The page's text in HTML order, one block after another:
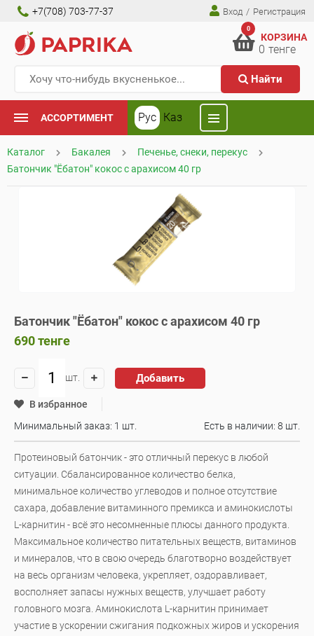
+7(708) 703-77-37 Вход / Регистрация
Найти
0
КОРЗИНА
0 тенге
АССОРТИМЕНТ Рус Каз
Каталог Бакалея
Печенье, снеки, перекус
Батончик "Ёбатон" кокос с арахисом 40 гр
Батончик "Ёбатон" кокос с арахисом 40 гр
690тенге
шт. Добавить
В избранное
Минимальный заказ: 1 шт.
Есть в наличии: 8 шт.
Протеиновый батончик - это отличный перекус в любой
ситуации. Сбалансированное количество белка,
минимальное количество углеводов и полное отсутствие
сахара, добавление витаминного премикса и аминокислоты
L-карнитин - всё это несомненные плюсы данного продукта.
Максимальное количество питательных веществ, витаминов
и минералов, что в свою очередь благотворно воздействует
на весь организм человека, укрепляет, оздоравливает,
восполняет запасы нужных веществ, улучшает работу
головного мозга. Аминокислота L-карнитин принимает
участие в ускорении сжигания подкожных жиров и ускорения